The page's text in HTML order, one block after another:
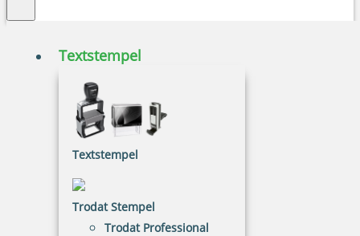
Textstempel
Textstempel
Trodat Stempel
Trodat Professional
Trodat 4912 Office Printy
Die Eco-Printy vom Marktführer Trodat sind
Bürostempel mit festen Texten
Arbeit im Büro bei häufig wiederkehrenden
Stempeltexten, z. B. ERLEDIGT, ABLAGE oder KOPIE.